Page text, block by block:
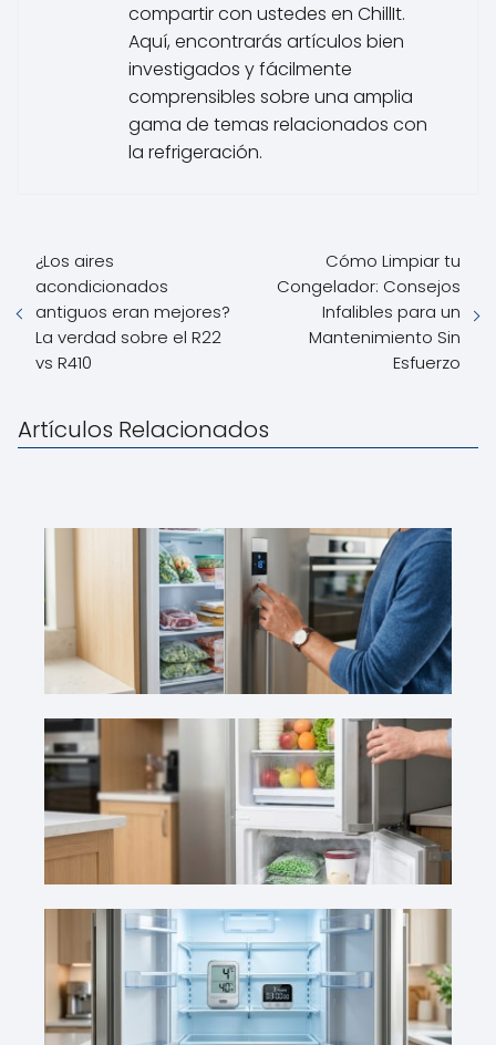
compartir con ustedes en ChillIt.
Aquí, encontrarás artículos bien
investigados y fácilmente
comprensibles sobre una amplia
gama de temas relacionados con
la refrigeración.
¿Los aires
acondicionados
antiguos eran mejores?
La verdad sobre el R22
vs R410
Cómo Limpiar tu
Congelador: Consejos
Infalibles para un
Mantenimiento Sin
Esfuerzo
Artículos Relacionados